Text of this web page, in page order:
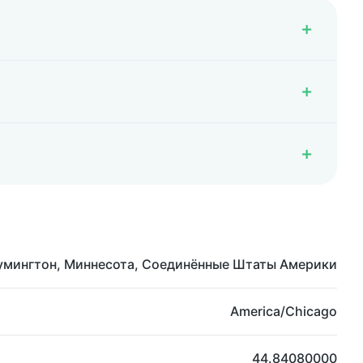
Миннесота, Соединённые Штаты Америки
America/Chicago
44.84080000